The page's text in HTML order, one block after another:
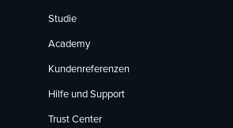
Studie
Academy
Kundenreferenzen
Hilfe und Support
Trust Center